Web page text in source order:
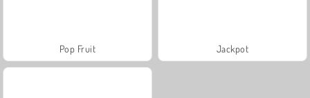
Pop Fruit Jackpot